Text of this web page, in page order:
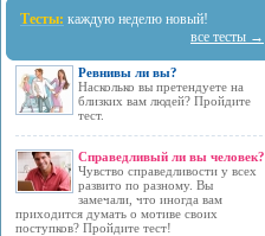
Тесты: каждую неделю новый!
все тесты →
Ревнивы ли вы?
Насколько вы претендуете на
близких вам людей? Пройдите
тест.
Справедливый ли вы человек?
Чувство справедливости у всех
развито по разному. Вы
замечали, что иногда вам
приходится думать о мотиве своих
поступков? Пройдите тест!